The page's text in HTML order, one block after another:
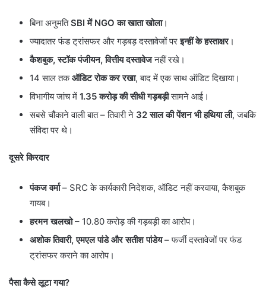
बिना अनुमतिSBI में NGO का खाता खोला।
ज्यादातर फंड ट्रांसफर और गड़बड़ दस्तावेजों परइन्हीं के हस्ताक्षर।
कैशबुक, स्टॉक पंजीयन, वित्तीय दस्तावेजनहीं रखे।
14 साल तकऑडिट रोक कर रखा, बाद में एक साथ ऑडिट दिखाया।
विभागीय जांच में 1.35 करोड़ की सीधी गड़बड़ीसामने आई।
सबसे चौंकाने वाली बात – तिवारी ने 32 साल की पेंशन भी हथिया ली, जबकि
संविदा पर थे।
दूसरे किरदार
पंकज वर्मा– SRC के कार्यकारी निदेशक, ऑडिट नहीं करवाया, कैशबुक
गायब।
हरमन खलखो– 10.80 करोड़ की गड़बड़ी का आरोप।
अशोक तिवारी, एमएल पांडे और सतीश पांडेय– फर्जी दस्तावेजों पर फंड
ट्रांसफर कराने का आरोप।
पैसा कैसे लूटा गया?